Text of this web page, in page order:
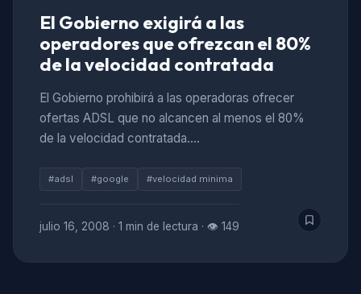
El Gobierno exigirá a las
operadores que ofrezcan el 80%
de la velocidad contratada
El Gobierno prohibirá a las operadoras ofrecer
ofertas ADSL que no alcancen al menos el 80%
de la velocidad contratada.…
#adsl #google #velocidad minima
julio 16, 2008 · 1 min de lectura · 👁 149